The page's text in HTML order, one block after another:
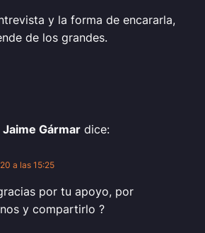
y la forma de encararla,
de los grandes.
Jaime Gármar dice:
a las 15:25
por tu apoyo, por
y compartirlo ?